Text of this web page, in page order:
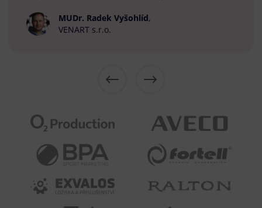
MUDr. Radek Vyšohlíd,
VENART s.r.o.